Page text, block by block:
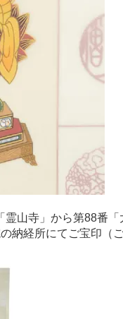
霊山寺」から第88番
納経所にてご宝印（